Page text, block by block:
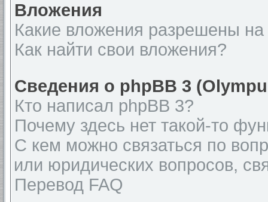
Вложения
Какие вложения разрешены
Как найти свои вложения?
Сведения о phpBB 3
Кто написал phpBB 3?
Почему здесь нет такой-то
С кем можно связаться по
или юридических вопросов,
Перевод FAQ